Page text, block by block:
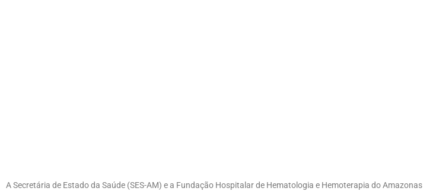
A Secretária de Estado da Saúde (SES-AM) e a Fundação Hospitalar de Hematologia e Hemoterapia do Amazonas